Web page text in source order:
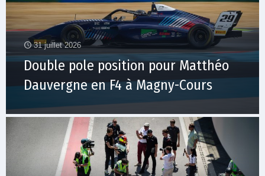
31 juillet 2026
Double pole position pour Matthéo
Dauvergne en F4 à Magny-Cours